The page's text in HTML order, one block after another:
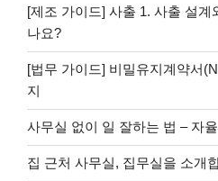
[제조 가이드] 사출 1. 사출 설계
나요?
[법무 가이드] 비밀유지계약서
지
사무실 없이 일 잘하는 법 – 자
집 근처 사무실, 집무실을 소개